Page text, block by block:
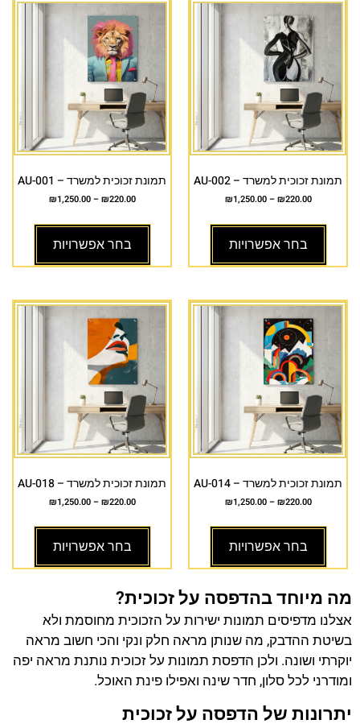
תמונת זכוכית למשרד – AU-002
₪220.00
–
₪1,250.00
בחר אפשרויות
תמונת זכוכית למשרד – AU-001
₪220.00
–
₪1,250.00
בחר אפשרויות
תמונת זכוכית למשרד – AU-014
₪220.00
–
₪1,250.00
בחר אפשרויות
תמונת זכוכית למשרד – AU-018
₪220.00
–
₪1,250.00
בחר אפשרויות
מה מיוחד בהדפסה על זכוכית?
אצלנו מדפיסים תמונות ישירות על הזכוכית מחוסמת ולא
בשיטת ההדבק, מה שנותן מראה חלק ונקי והכי חשוב מראה
יוקרתי ושונה. ולכן הדפסת תמונות על זכוכית נותנת מראה יפה
ומודרני לכל סלון, חדר שינה ואפילו פינת האוכל.
יתרונות של הדפסה על זכוכית